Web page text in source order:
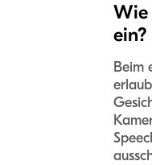
Wie
ein?
Beim